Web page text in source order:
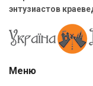
энтузиастов
Меню